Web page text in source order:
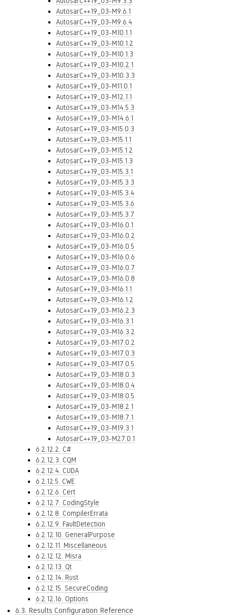
AutosarC++19_03-M9.6.1
AutosarC++19_03-M9.6.4
AutosarC++19_03-M10.1.1
AutosarC++19_03-M10.1.2
AutosarC++19_03-M10.1.3
AutosarC++19_03-M10.2.1
AutosarC++19_03-M10.3.3
AutosarC++19_03-M11.0.1
AutosarC++19_03-M12.1.1
AutosarC++19_03-M14.5.3
AutosarC++19_03-M14.6.1
AutosarC++19_03-M15.0.3
AutosarC++19_03-M15.1.1
AutosarC++19_03-M15.1.2
AutosarC++19_03-M15.1.3
AutosarC++19_03-M15.3.1
AutosarC++19_03-M15.3.3
AutosarC++19_03-M15.3.4
AutosarC++19_03-M15.3.6
AutosarC++19_03-M15.3.7
AutosarC++19_03-M16.0.1
AutosarC++19_03-M16.0.2
AutosarC++19_03-M16.0.5
AutosarC++19_03-M16.0.6
AutosarC++19_03-M16.0.7
AutosarC++19_03-M16.0.8
AutosarC++19_03-M16.1.1
AutosarC++19_03-M16.1.2
AutosarC++19_03-M16.2.3
AutosarC++19_03-M16.3.1
AutosarC++19_03-M16.3.2
AutosarC++19_03-M17.0.2
AutosarC++19_03-M17.0.3
AutosarC++19_03-M17.0.5
AutosarC++19_03-M18.0.3
AutosarC++19_03-M18.0.4
AutosarC++19_03-M18.0.5
AutosarC++19_03-M18.2.1
AutosarC++19_03-M18.7.1
AutosarC++19_03-M19.3.1
AutosarC++19_03-M27.0.1
6.2.12.2. C#
6.2.12.3. CQM
6.2.12.4. CUDA
6.2.12.5. CWE
6.2.12.6. Cert
6.2.12.7. CodingStyle
6.2.12.8. CompilerErrata
6.2.12.9. FaultDetection
6.2.12.10. GeneralPurpose
6.2.12.11. Miscellaneous
6.2.12.12. Misra
6.2.12.13. Qt
6.2.12.14. Rust
6.2.12.15. SecureCoding
6.2.12.16. Options
6.3. Results Configuration Reference